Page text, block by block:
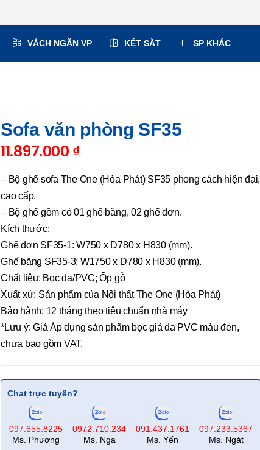
VÁCH NGĂN VP KÉT SẮT SP KHÁC
Sofa văn phòng SF35
11.897.000 ₫
– Bộ ghế sofa The One (Hòa Phát) SF35 phong cách hiện đại,
cao cấp.
– Bộ ghế gồm có 01 ghế băng, 02 ghế đơn.
Kích thước:
Ghế đơn SF35-1: W750 x D780 x H830 (mm).
Ghế băng SF35-3: W1750 x D780 x H830 (mm).
Chất liệu: Bọc da/PVC; Ốp gỗ
Xuất xứ: Sản phẩm của Nội thất The One (Hòa Phát)
Bảo hành: 12 tháng theo tiêu chuẩn nhà máy
*Lưu ý: Giá Áp dụng sản phẩm bọc giả da PVC màu đen,
chưa bao gồm VAT.
Chat trực tuyến?
097.655.8225
Ms. Phương
0972.710.234
Ms. Nga
091.437.1761
Ms. Yến
097.233.5367
Ms. Ngát